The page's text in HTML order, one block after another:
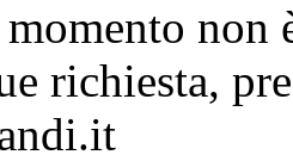
non
richiesta,